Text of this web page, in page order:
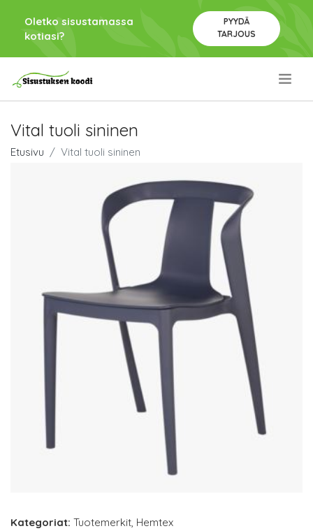
Oletko sisustamassa
kotiasi?
PYYDÄ
TARJOUS
Vital tuoli sininen
Etusivu Vital tuoli sininen
Kategoriat: Tuotemerkit Hemtex